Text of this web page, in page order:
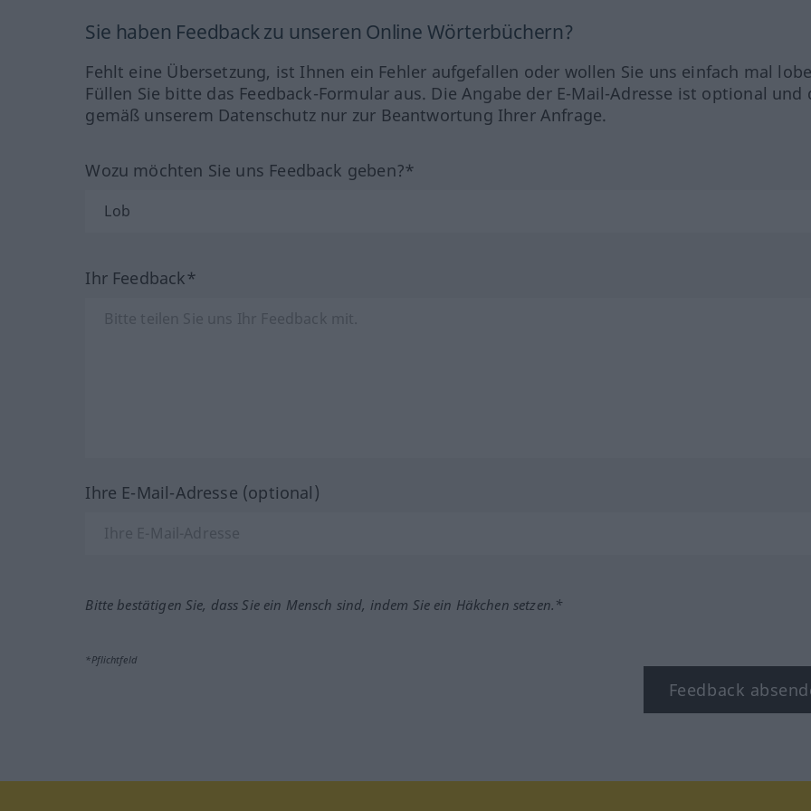
Sie haben Feedback zu unseren Online Wörterbüchern?
Fehlt eine Übersetzung, ist Ihnen ein Fehler aufgefallen oder wollen Sie uns einfach mal
Füllen Sie bitte das Feedback-Formular aus. Die Angabe der E-Mail-Adresse ist optional und
gemäß unserem Datenschutz nur zur Beantwortung Ihrer Anfrage.
Wozu möchten Sie uns Feedback geben?*
Ihr Feedback*
Ihre E-Mail-Adresse (optional)
Bitte bestätigen Sie, dass Sie ein Mensch sind, indem Sie ein Häkchen setzen.*
*Pflichtfeld
Feedback